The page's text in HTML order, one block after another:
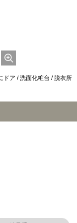
ドア / 洗面化粧台 / 脱衣所